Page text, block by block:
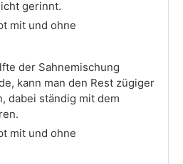
gerinnt.
der Sahnemischung
kann man den Rest zügiger
dabei ständig mit dem